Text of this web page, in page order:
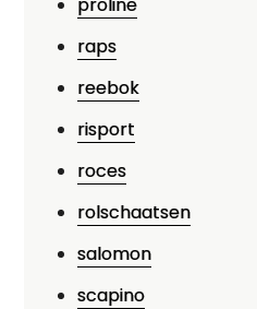
raps
reebok
risport
roces
rolschaatsen
salomon
scapino